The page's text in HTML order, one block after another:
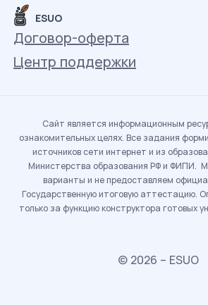
ESUO
Договор-оферта
Центр поддержки
Сайт является информационным
ознакомительных целях. Все задания
источников сети интернет и из
Министерства образования РФ и ФИПИ.
варианты и не предоставляем
Государственную итоговую аттестацию.
только за функцию конструктора готовых
© 2026 – ESUO